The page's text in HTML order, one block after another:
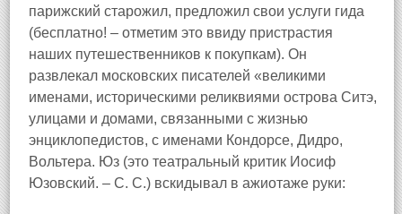
парижский старожил, предложил свои услуги гида
(бесплатно! – отметим это ввиду пристрастия
наших путешественников к покупкам). Он
развлекал московских писателей «великими
именами, историческими реликвиями острова Ситэ,
улицами и домами, связанными с жизнью
энциклопедистов, с именами Кондорсе, Дидро,
Вольтера. Юз (это театральный критик Иосиф
Юзовский. – С. С.) вскидывал в ажиотаже руки: